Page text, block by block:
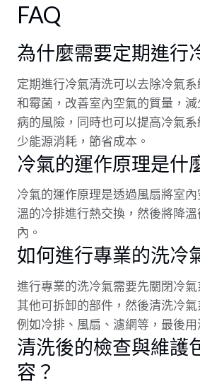
FAQ
為什麼需要定期進行
定期進行冷氣清洗可以去除冷氣
和霉菌，改善室內空氣的質量，
病的風險，同時也可以提高冷氣
少能源消耗，節省成本。
冷氣的運作原理是什
冷氣的運作原理是透過風扇將室
溫的冷排進行熱交換，然後將降
內。
如何進行專業的洗冷
進行專業的洗冷氣需要先關閉冷
其他可拆卸的部件，然後清洗冷氣
例如冷排、風扇、濾網等，最後用
清洗後的檢查與維護
容？